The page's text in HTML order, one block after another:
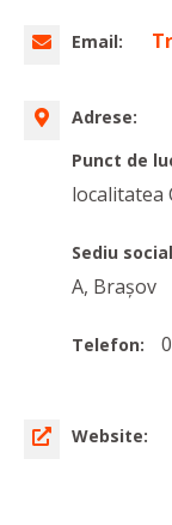
Email:
Adrese:
Punct de
localitatea
Sediu
A, Brașov
Telefon:
Website: